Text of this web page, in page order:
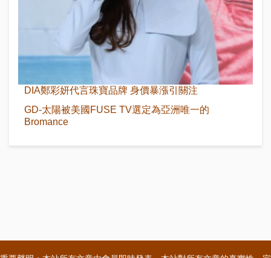
DIA鄭彩妍代言珠寶品牌 身價暴漲引關注
GD-太陽被美國FUSE TV選定為亞洲唯一的
Bromance